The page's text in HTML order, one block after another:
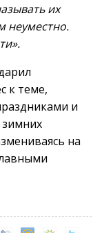
их
неуместно.
к теме,
и
на